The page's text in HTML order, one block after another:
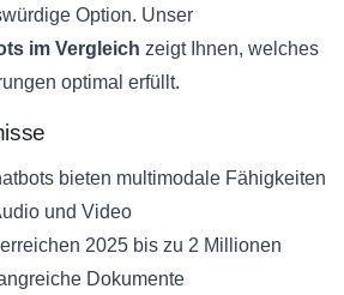
Option. Unser
im Vergleich zeigt Ihnen, welches
optimal erfüllt.
bieten multimodale Fähigkeiten
und Video
2025 bis zu 2 Millionen
Dokumente